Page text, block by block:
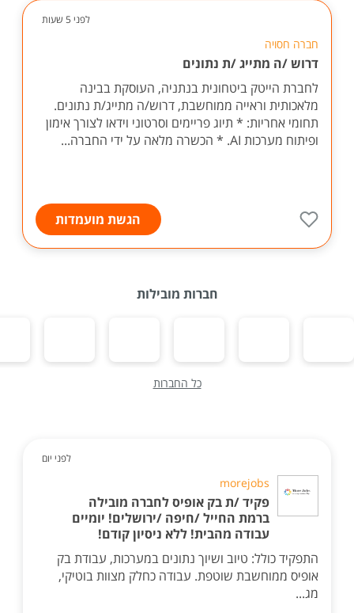
לפני 5 שעות
חברה חסויה
דרוש /ה מתייג /ת נתונים
לחברת הייטק ביטחונית בנתניה, העוסקת בבינה
מלאכותית וראייה ממוחשבת, דרוש/ה מתייג/ת נתונים.
תחומי אחריות: * תיוג פריימים וסרטוני וידאו לצורך אימון
ופיתוח מערכות AI. * הכשרה מלאה על ידי החברה...
הגשת מועמדות
חברות מובילות
כל החברות
לפני יום
morejobs
פקיד /ת בק אופיס לחברה מובילה
ברמת החייל /חיפה /ירושלים! יומיים
עבודה מהבית! ללא ניסיון קודם!
התפקיד כולל: טיוב ושיוך נתונים במערכות, עבודת בק
אופיס ממוחשבת שוטפת. עבודה כחלק מצוות בוטיקי,
מג...